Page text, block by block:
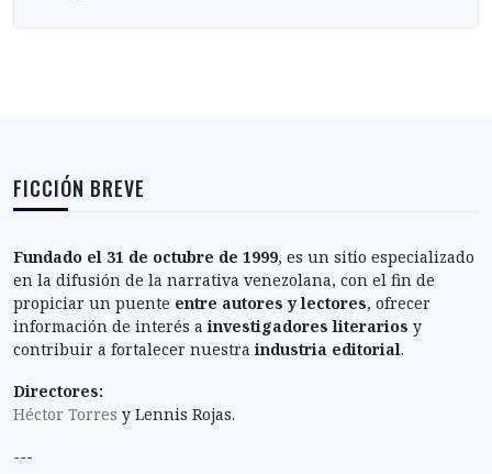
FICCIÓN BREVE
Fundado el 31 de octubre de 1999, es un sitio especializado
en la difusión de la narrativa venezolana, con el fin de
propiciar un puente entre autores y lectores, ofrecer
información de interés ainvestigadores literarios y
contribuir a fortalecer nuestraindustria editorial.
Directores:
Héctor Torres y Lennis Rojas.
---